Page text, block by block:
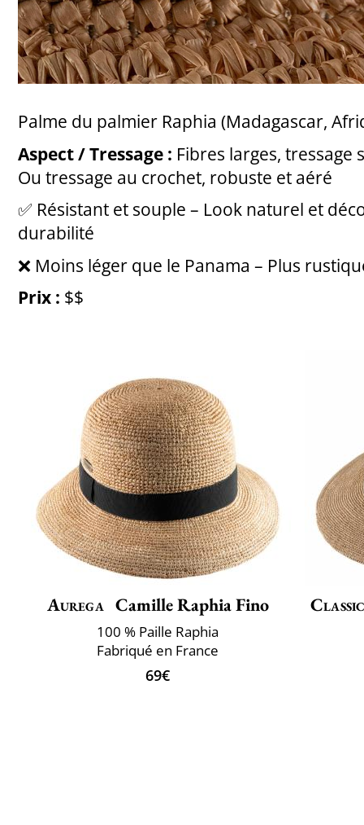
Palme du palmier Raphia (Madagascar,
Aspect / Tressage : Fibres larges,
Ou tressage au crochet, robuste et aéré
✅ Résistant et souple – Look naturel et
durabilité
❌ Moins léger que le Panama – Plus
Prix : $$
Aurega Camille Raphia Fino
100 % Paille Raphia
Fabriqué en France
69€